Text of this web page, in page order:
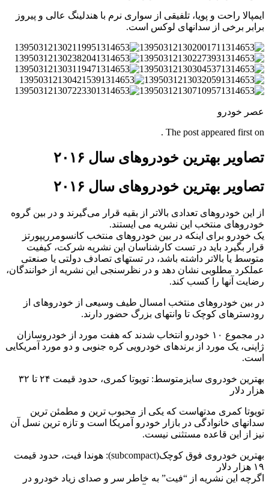
ایمپالا راحت و پویا، تلفیقی از سواری نرم با هندلینگ عالی و پیروز
برابر برخی از سدانهای لوکس است.
عصر خودرو
The post appeared first on .
تصاویر بهترین خودروهای سال ۲۰۱۶
تصاویر بهترین خودروهای سال ۲۰۱۶
از این خودروهای تعدادی بالاتر از بقیه قرار می‌گیرند و در بین گروه
خودروهای منتخب این نشریه می ایستند.
یک خودرو برای اینکه در بین خودروهای منتخب کانسومرریپورتز
قرار بگیرد باید در تست کارشناسان این نشریه شرکت، کیفیت
متوسط یا بالاتر داشته باشد، در تستهای تصادف دولتی یا صنعتی
عملکرد مطلوبی نشان دهد و در نظرسنجی این نشریه از خوانندگان،
رضایت آنها را کسب کند.
در بین خودروهای منتخب امسال طیف وسیعی از خودروهای از
رودسترهای کوچک تا وانتهای بزرگ حضور دارند.
در مجموع ۱۰ خودرو انتخاب شدند که هفت مورد از خودروسازان
ژاپنی، یک مورد از برندهای خودرویی کره جنوبی و دو مورد آمریکایی
است.
بهترین خودروی سایزمتوسط: تویوتا کمری، حدود قیمت ۲۴ تا ۳۲
هزار دلار
تویوتا کمری مدتهاست که یکی از محبوب ترین و مطمئن ترین
سدانهای خانوادگی در بازار خودرو آمریکا است و تازه ترین نسل آن
نیز از این قاعده مستثنی نیست.
بهترین خودروی فوق کوچک(subcompact): هوندا فیت، حدود قیمت
۱۹ هزار دلار
اگرچه این نشریه از “فیت” به خاطر سر و صدای زیاد خودرو در